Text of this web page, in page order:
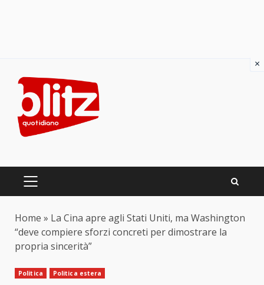
content
PRIMARY
Home » La Cina apre agli Stati Uniti, ma Washington
“deve compiere sforzi concreti per dimostrare la
propria sincerità”
Politica Politica estera
×